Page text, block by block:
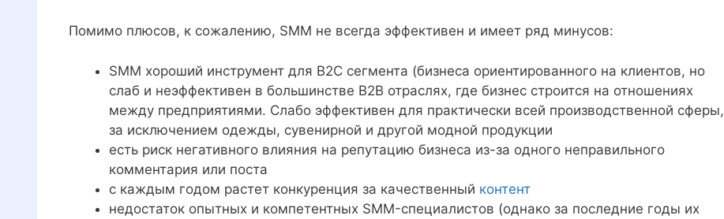
Помимо плюсов, к сожалению, SMM не всегда эффективен и имеет ряд минусов:
SMM хороший инструмент для B2C сегмента (бизнеса ориентированного на клиентов, но
слаб и неэффективен в большинстве B2B отраслях, где бизнес строится на отношениях
между предприятиями. Слабо эффективен для практически всей производственной сферы,
за исключением одежды, сувенирной и другой модной продукции
есть риск негативного влияния на репутацию бизнеса из-за одного неправильного
комментария или поста
с каждым годом растет конкуренция за качественный контент
недостаток опытных и компетентных SMM-специалистов (однако за последние годы их